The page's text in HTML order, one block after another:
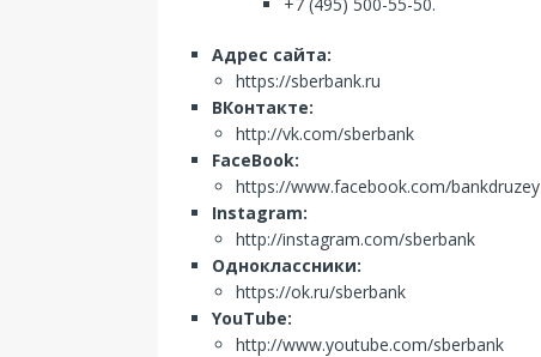
Адрес сайта:
https://sberbank.ru
ВКонтакте:
http://vk.com/sberbank
FaceBook:
https://www.facebook.com/bankdruzey
Instagram:
http://instagram.com/sberbank
Одноклассники:
https://ok.ru/sberbank
YouTube:
http://www.youtube.com/sberbank